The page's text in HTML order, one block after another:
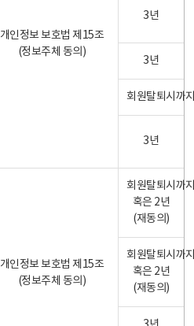
개인정보 보호법 제15조
(정보주체 동의)
3년
3년
회원탈퇴시까
3년
개인정보 보호법 제15조
(정보주체 동의)
회원탈퇴시까
혹은 2년
(재동의)
회원탈퇴시까
혹은 2년
(재동의)